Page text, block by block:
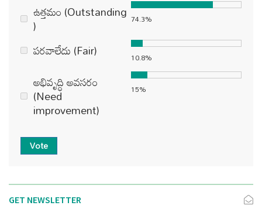
ఉత్తమం (Outstanding
) 74.3%
పరవాలేదు (Fair) 10.8%
అభివృద్ధి అవసరం
(Need
improvement)
15%
Vote
GET NEWSLETTER